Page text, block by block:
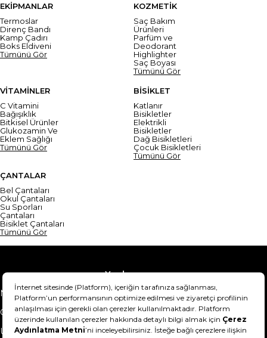
EKİPMANLAR
Termoslar
Direnç Bandı
Kamp Çadırı
Boks Eldiveni
Tümünü Gör
KOZMETİK
Saç Bakım
Ürünleri
Parfüm ve
Deodorant
Highlighter
Saç Boyası
Tümünü Gör
VİTAMİNLER
C Vitamini
Bağışıklık
Bitkisel Ürünler
Glukozamin Ve
Eklem Sağlığı
Tümünü Gör
BİSİKLET
Katlanır
Bisikletler
Elektrikli
Bisikletler
Dağ Bisikletleri
Çocuk Bisikletleri
Tümünü Gör
ÇANTALAR
Bel Çantaları
Okul Çantaları
Su Sporları
Çantaları
Bisiklet Çantaları
Tümünü Gör
Yardım
Mesafeli Satış Sözleşmesi
Teslimat Bilgisi
Gizlilik Sözleşmesi
Şartlar & Koşullar
Ürünümü nasıl iade
Hakkımızda